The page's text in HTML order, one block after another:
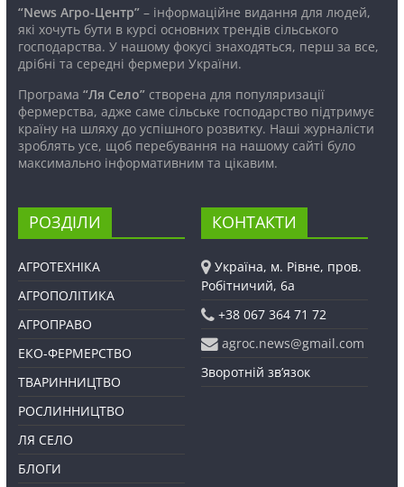
“News Агро-Центр”– інформаційне видання для людей,
які хочуть бути в курсі основних трендів сільського
господарства. У нашому фокусі знаходяться, перш за все,
дрібні та середні фермери України.
Програма “Ля Село”створена для популяризації
фермерства, адже саме сільське господарство підтримує
країну на шляху до успішного розвитку. Наші журналісти
зроблять усе, щоб перебування на нашому сайті було
максимально інформативним та цікавим.
РОЗДІЛИ
АГРОТЕХНІКА
АГРОПОЛІТИКА
АГРОПРАВО
ЕКО-ФЕРМЕРСТВО
ТВАРИННИЦТВО
РОСЛИННИЦТВО
ЛЯ СЕЛО
БЛОГИ
КОНТАКТИ
Україна, м. Рівне, пров.
Робітничий, 6а
+38 067 364 71 72
agroc.news@gmail.com
Зворотній зв’язок